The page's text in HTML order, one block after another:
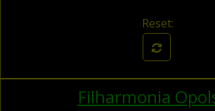
Reset:
Filharmonia